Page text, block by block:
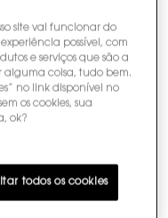
site vai funcionar do
possível, com
e serviços que são a
alguma coisa, tudo bem.
no link disponível no
os cookies, sua
ok?
todos os cookies